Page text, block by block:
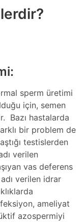
sperm üretimi
için, semen
Bazı hastalarda
bir problem de
testislerden
verilen
vas deferens
verilen idrar
ameliyat
azospermiyi